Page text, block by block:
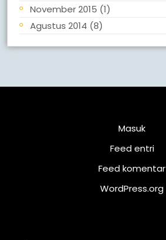
November 2015 (1)
Agustus 2014 (8)
Masuk
Feed entri
Feed komentar
WordPress.org